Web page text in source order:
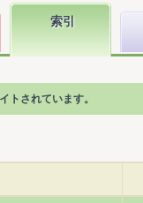
索引
トされています。